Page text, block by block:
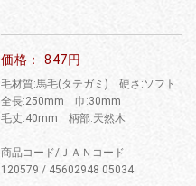
価格： 847円
毛材質:馬毛(タテガミ) 硬さ:ソフト
全長:250mm 巾:30mm
毛丈:40mⅿ 柄部:天然木
商品コード/ＪＡＮコード
120579 / 45602948 05034